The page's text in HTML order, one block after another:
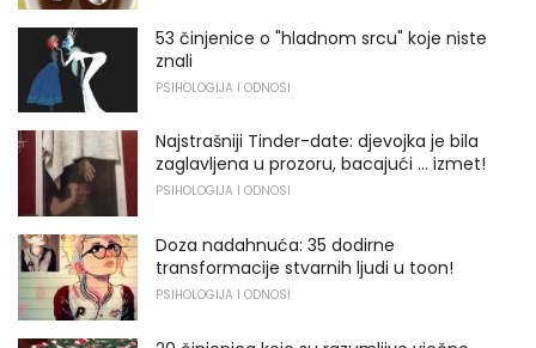
53 činjenice o "hladnom srcu" koje niste
znali
PSIHOLOGIJA I ODNOSI
Najstrašniji Tinder-date: djevojka je bila
zaglavljena u prozoru, bacajući ... izmet!
PSIHOLOGIJA I ODNOSI
Doza nadahnuća: 35 dodirne
transformacije stvarnih ljudi u toon!
PSIHOLOGIJA I ODNOSI